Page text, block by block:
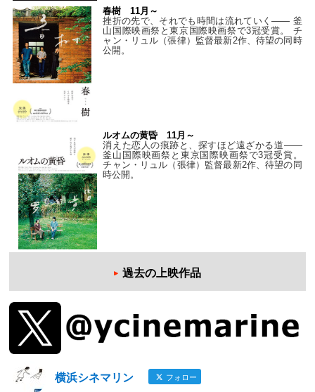
春樹 11月～
挫折の先で、それでも時間は流れていく—— 釜
山国際映画祭と東京国際映画祭で3冠受賞。 チ
ャン・リュル（張律）監督最新2作、待望の同時
公開。
ルオムの黄昏 11月～
消えた恋人の痕跡と、探すほど遠ざかる道——
釜山国際映画祭と東京国際映画祭で3冠受賞。
チャン・リュル（張律）監督最新2作、待望の同
時公開。
過去の上映作品
横浜シネマリン フォロー